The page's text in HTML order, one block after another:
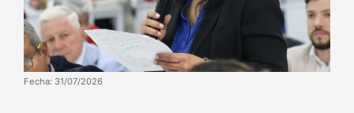
Fecha: 31/07/2026